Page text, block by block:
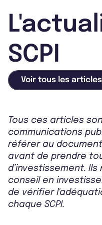
SCPI
Voir tous les articles
Tous ces articles
communications
référer au
avant de prendre
d’investissement.
conseil en
de vérifier
chaque SCPI.